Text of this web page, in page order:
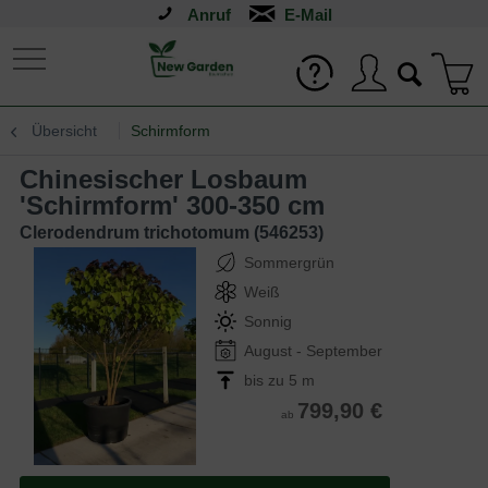
Anruf
Übersicht Schirmform
Chinesischer Losbaum
'Schirmform' 300-350 cm
Clerodendrum trichotomum (546253)
Sommergrün
Weiß
Sonnig
August - September
bis zu 5 m
ab 799,90 €